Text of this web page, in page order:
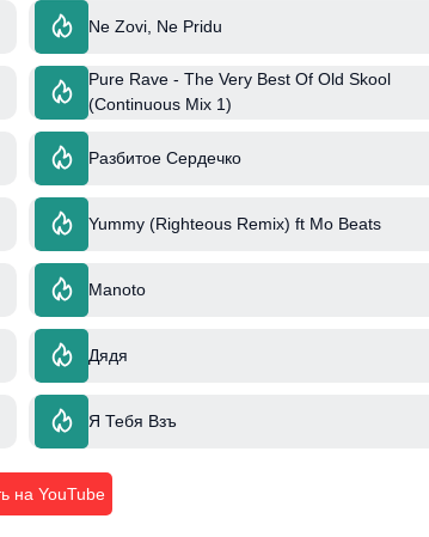
Ne Zovi, Ne Pridu
Pure Rave - The Very Best Of Old Skool
(Continuous Mix 1)
Разбитое Сердечко
Yummy (Righteous Remix) ft Mo Beats
Manoto
Дядя
Я Тебя Взъ
на YouTube